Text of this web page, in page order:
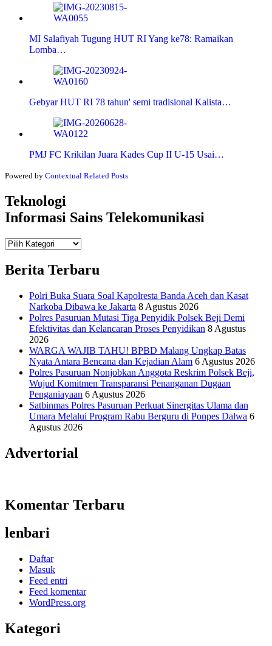
MI Salafiyah Tugung HUT RI Yang ke78: Ramaikan
Lomba…
Gebyar HUT RI 78 tahun' semi tradisional Kalista…
PMJ FC Krikilan Juara Kades Cup II U-15 Usai…
Powered by Contextual Related Posts
Teknologi
Informasi Sains Telekomunikasi
Teknologi
Berita Terbaru
Polri Buka Suara Soal Kapolresta Banda Aceh dan Kasat
Narkoba Dibawa ke Jakarta 8 Agustus 2026
Polres Pasuruan Mutasi Tiga Penyidik Polsek Beji Demi
Efektivitas dan Kelancaran Proses Penyidikan 8 Agustus
2026
WARGA WAJIB TAHU! BPBD Malang Ungkap Batas
Nyata Antara Bencana dan Kejadian Alam 6 Agustus 2026
Polres Pasuruan Nonjobkan Anggota Reskrim Polsek Beji,
Wujud Komitmen Transparansi Penanganan Dugaan
Penganiayaan 6 Agustus 2026
Satbinmas Polres Pasuruan Perkuat Sinergitas Ulama dan
Umara Melalui Program Rabu Berguru di Ponpes Dalwa 6
Agustus 2026
Advertorial
Komentar Terbaru
lenbari
Daftar
Masuk
Feed entri
Feed komentar
WordPress.org
Kategori